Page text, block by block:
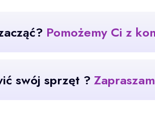
Pomożemy Ci z
swój sprzęt ?